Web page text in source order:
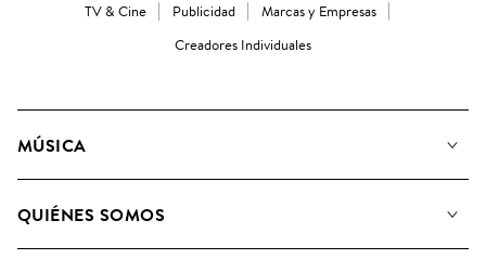
TV & Cine Publicidad
Marcas y Empresas
Creadores Individuales
MÚSICA
Buscar
QUIÉNES SOMOS